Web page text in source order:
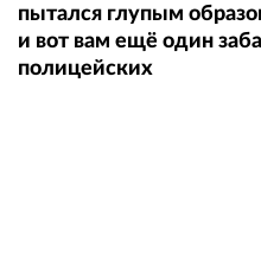
пытался глупым
и вот вам ещё один
полицейских